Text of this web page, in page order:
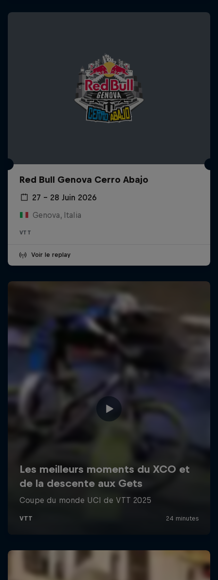
Red Bull Genova Cerro Abajo
27 – 28 Juin 2026
Genova, Italia
VTT
Voir le replay